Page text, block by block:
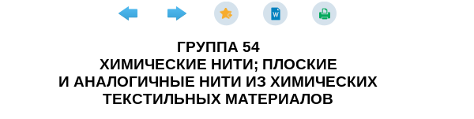
ГРУППА 54
ХИМИЧЕСКИЕ HИТИ; ПЛОСКИЕ
И АНАЛОГИЧНЫЕ НИТИ ИЗ ХИМИЧЕСКИХ
ТЕКСТИЛЬНЫХ МАТЕРИАЛОВ